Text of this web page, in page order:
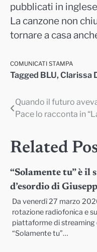
pubblicati in
La canzone non
tornare a casa
COMUNICATI STAMPA
Tagged BLU, Clarissa
Navigazione
Quando il futuro
Pace lo racconta in
Related
“Solamente tu” è il
d’esordio di
Da venerdì 27 marzo
rotazione radiofonica e
piattaforme di streaming
“Solamente tu”…